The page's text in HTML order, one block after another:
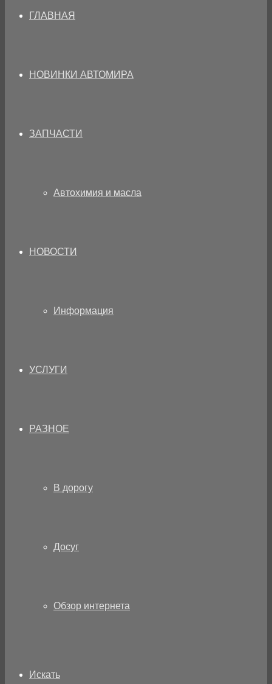
ГЛАВНАЯ
НОВИНКИ АВТОМИРА
ЗАПЧАСТИ
Автохимия и масла
НОВОСТИ
Информация
УСЛУГИ
РАЗНОЕ
В дорогу
Досуг
Обзор интернета
Искать